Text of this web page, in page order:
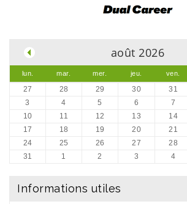
août 2026
lun. mar. mer. jeu. ven.
27 28 29 30 31
3
4 5 6 7
10
11 12 13 14
17
18 19 20 21
24
25 26 27 28
31
1 2 3 4
Informations utiles